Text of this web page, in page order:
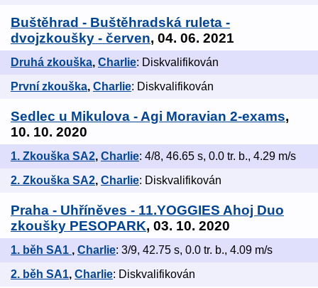
Buštěhrad - Buštěhradská ruleta -
dvojzkoušky - červen, 04. 06. 2021
Druhá zkouška, Charlie: Diskvalifikován
První zkouška, Charlie: Diskvalifikován
Sedlec u Mikulova - Agi Moravian 2-exams,
10. 10. 2020
1. Zkouška SA2, Charlie: 4/8, 46.65 s, 0.0 tr. b., 4.29 m/s
2. Zkouška SA2, Charlie: Diskvalifikován
Praha - Uhříněves - 11.YOGGIES Ahoj Duo
zkoušky PESOPARK, 03. 10. 2020
1. běh SA1 , Charlie: 3/9, 42.75 s, 0.0 tr. b., 4.09 m/s
2. běh SA1, Charlie: Diskvalifikován